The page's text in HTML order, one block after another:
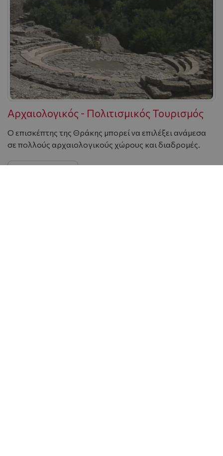
Αρχαιολογικός - Πολιτισμικός Τουρισμός
O επισκέπτης της Θράκης μπορεί να επιλέξει ανάμεσα
σε πολλούς αρχαιολογικούς χώρους και διαδρομές.